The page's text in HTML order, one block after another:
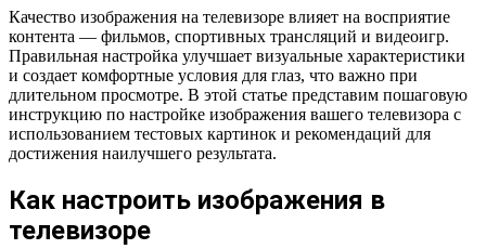
Качество изображения на телевизоре влияет на восприятие
контента — фильмов, спортивных трансляций и видеоигр.
Правильная настройка улучшает визуальные характеристики
и создает комфортные условия для глаз, что важно при
длительном просмотре. В этой статье представим пошаговую
инструкцию по настройке изображения вашего телевизора с
использованием тестовых картинок и рекомендаций для
достижения наилучшего результата.
Как настроить изображения в
телевизоре